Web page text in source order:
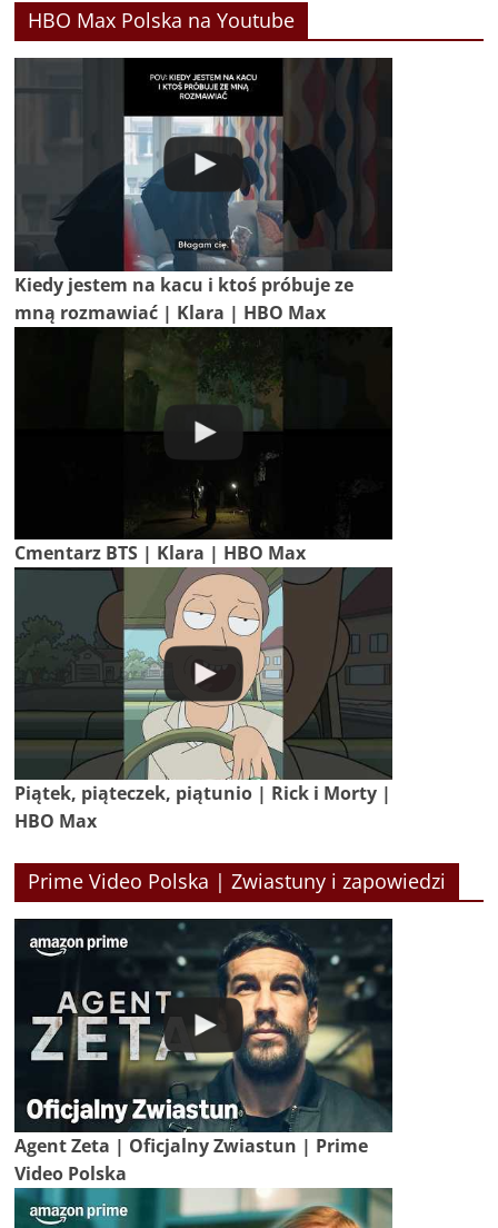
HBO Max Polska na Youtube
Kiedy jestem na kacu i ktoś próbuje ze
mną rozmawiać | Klara | HBO Max
Cmentarz BTS | Klara | HBO Max
Piątek, piąteczek, piątunio | Rick i Morty |
HBO Max
Prime Video Polska | Zwiastuny i zapowiedzi
Agent Zeta | Oficjalny Zwiastun | Prime
Video Polska